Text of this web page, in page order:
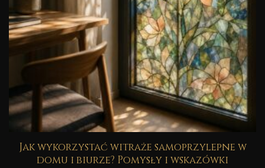
Jak wykorzystać witraże samoprzylepne w
domu i biurze? Pomysły i wskazówki